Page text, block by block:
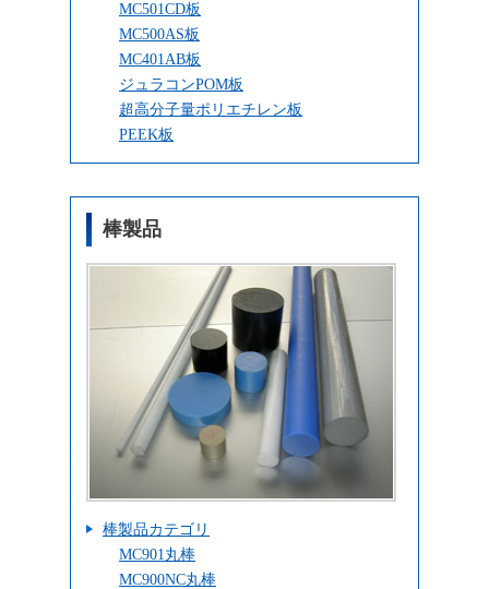
MC501CD板
MC500AS板
MC401AB板
ジュラコンPOM板
超高分子量ポリエチレン板
PEEK板
棒製品
棒製品カテゴリ
MC901丸棒
MC900NC丸棒